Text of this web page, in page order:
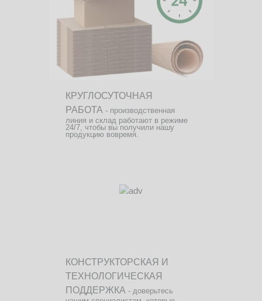
КРУГЛОСУТОЧНАЯ
РАБОТА - производственная
линия и склад работают в режиме
24/7, чтобы вы получили нашу
продукцию вовремя.
КОНСТРУКТОРСКАЯ И
ТЕХНОЛОГИЧЕСКАЯ
ПОДДЕРЖКА - доверьтесь